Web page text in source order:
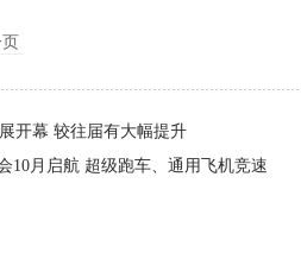
开幕 较往届有大幅提升
10月启航 超级跑车、通用飞机竞速